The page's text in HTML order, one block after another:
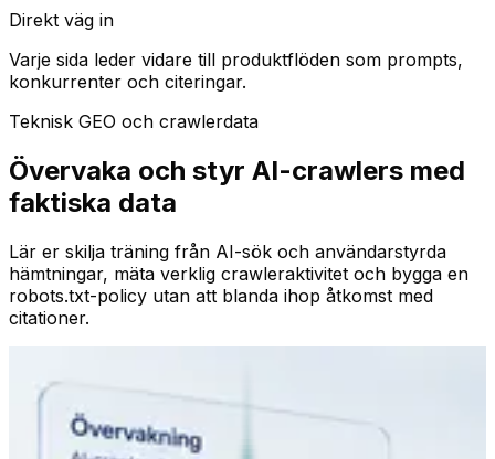
Direkt väg in
Varje sida leder vidare till produktflöden som prompts,
konkurrenter och citeringar.
Teknisk GEO och crawlerdata
Övervaka och styr AI-crawlers med
faktiska data
Lär er skilja träning från AI-sök och användarstyrda
hämtningar, mäta verklig crawleraktivitet och bygga en
robots.txt-policy utan att blanda ihop åtkomst med
citationer.